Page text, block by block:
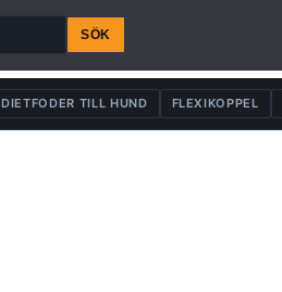
SÖK
DIETFODER TILL HUND FLEXIKOPPEL